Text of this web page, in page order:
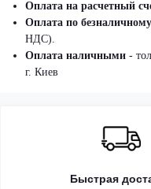
Оплата на расчетный
Оплата по
НДС).
Оплата наличными -
г. Киев
Быстрая